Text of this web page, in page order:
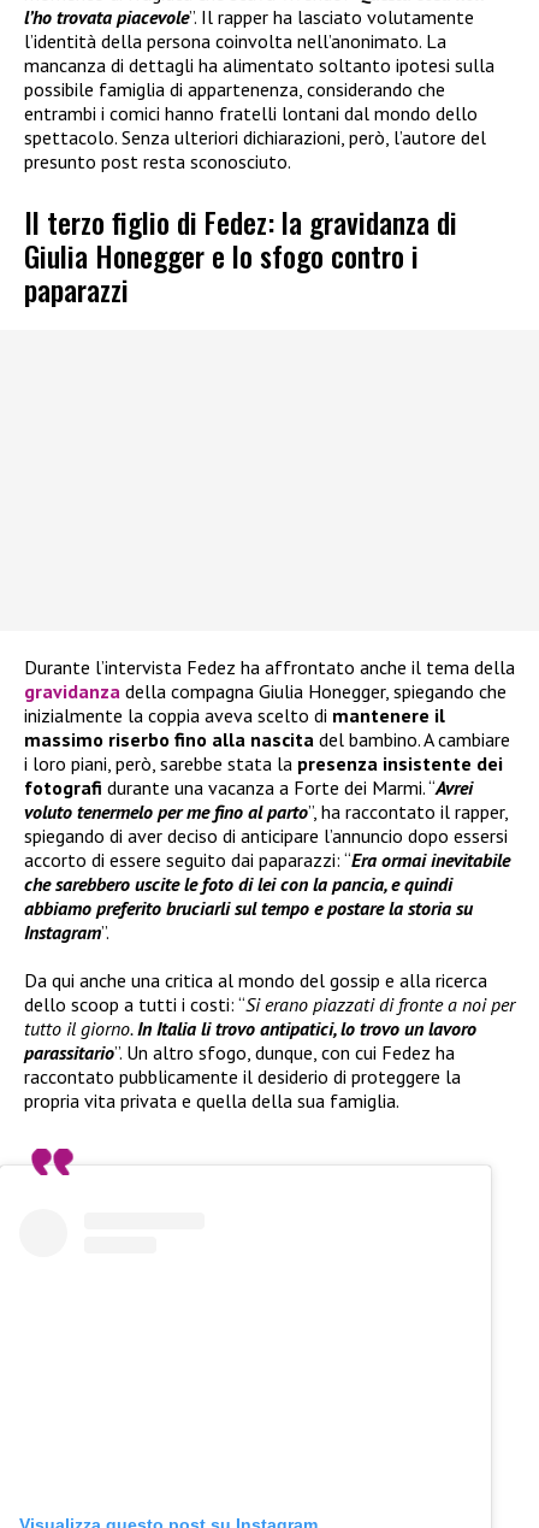
l’ho trovata piacevole”. Il rapper ha lasciato volutamente
l’identità della persona coinvolta nell’anonimato. La
mancanza di dettagli ha alimentato soltanto ipotesi sulla
possibile famiglia di appartenenza, considerando che
entrambi i comici hanno fratelli lontani dal mondo dello
spettacolo. Senza ulteriori dichiarazioni, però, l’autore del
presunto post resta sconosciuto.
Il terzo figlio di Fedez: la gravidanza di
Giulia Honegger e lo sfogo contro i
paparazzi
Durante l’intervista Fedez ha affrontato anche il tema della
gravidanza della compagna Giulia Honegger, spiegando che
inizialmente la coppia aveva scelto di mantenere il
massimo riserbo fino alla nascita del bambino. A cambiare
i loro piani, però, sarebbe stata la presenza insistente dei
fotografi durante una vacanza a Forte dei Marmi. “Avrei
voluto tenermelo per me fino al parto”, ha raccontato il rapper,
spiegando di aver deciso di anticipare l’annuncio dopo essersi
accorto di essere seguito dai paparazzi: “Era ormai inevitabile
che sarebbero uscite le foto di lei con la pancia, e quindi
abbiamo preferito bruciarli sul tempo e postare la storia su
Instagram”.
Da qui anche una critica al mondo del gossip e alla ricerca
dello scoop a tutti i costi: “Si erano piazzati di fronte a noi per
tutto il giorno.In Italia li trovo antipatici, lo trovo un lavoro
parassitario”. Un altro sfogo, dunque, con cui Fedez ha
raccontato pubblicamente il desiderio di proteggere la
propria vita privata e quella della sua famiglia.